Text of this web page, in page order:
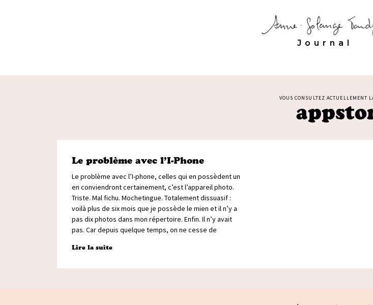
Journal
VOUS CONSULTEZ ACTUELLEMENT
Le problème avec l’I-Phone
Le problème avec l’I-phone, celles qui en possèdent un
en conviendront certainement, c’est l’appareil photo.
Triste. Mal fichu. Mochetingue. Totalement dissuasif :
voilà plus de six mois que je possède le mien et il n’y a
pas dix photos dans mon répertoire. Enfin. Il n’y avait
pas. Car depuis quelque temps, on ne cesse de
Lire la suite